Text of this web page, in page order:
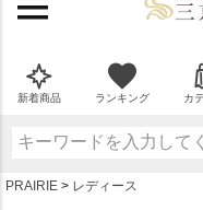
新着商品 ランキング カ
PRAIRIE レディース